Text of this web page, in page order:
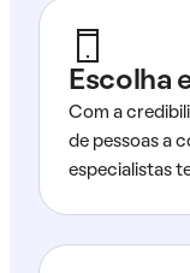
Escolha
Com a
de pessoas a
especialistas